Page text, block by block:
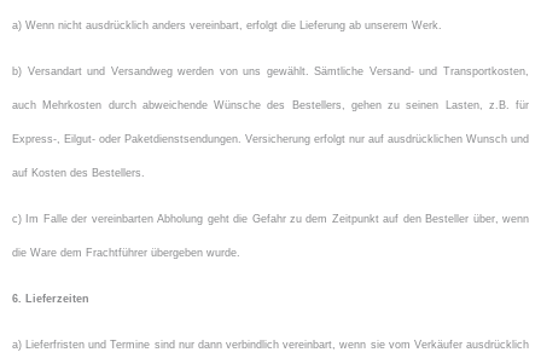
a) Wenn nicht ausdrücklich anders vereinbart, erfolgt die Lieferung ab unserem Werk.
b) Versandart und Versandweg werden von uns gewählt. Sämtliche Versand- und Transportkosten,
auch Mehrkosten durch abweichende Wünsche des Bestellers, gehen zu seinen Lasten, z.B. für
Express-, Eilgut- oder Paketdienstsendungen. Versicherung erfolgt nur auf ausdrücklichen Wunsch und
auf Kosten des Bestellers.
c) Im Falle der vereinbarten Abholung geht die Gefahr zu dem Zeitpunkt auf den Besteller über, wenn
die Ware dem Frachtführer übergeben wurde.
6. Lieferzeiten
a) Lieferfristen und Termine sind nur dann verbindlich vereinbart, wenn sie vom Verkäufer ausdrücklich